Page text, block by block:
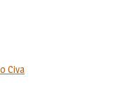
Civa